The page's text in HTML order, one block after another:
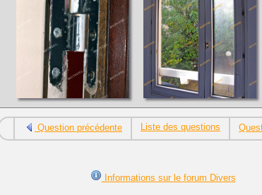
Question précédente Liste des questions
Informations sur le forum Divers